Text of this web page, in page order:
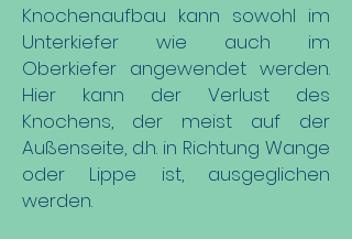
Knochenaufbau kann sowohl im
Unterkiefer wie auch im
Oberkiefer angewendet werden.
Hier kann der Verlust des
Knochens, der meist auf der
Außenseite, d.h. in Richtung Wange
oder Lippe ist, ausgeglichen
werden.